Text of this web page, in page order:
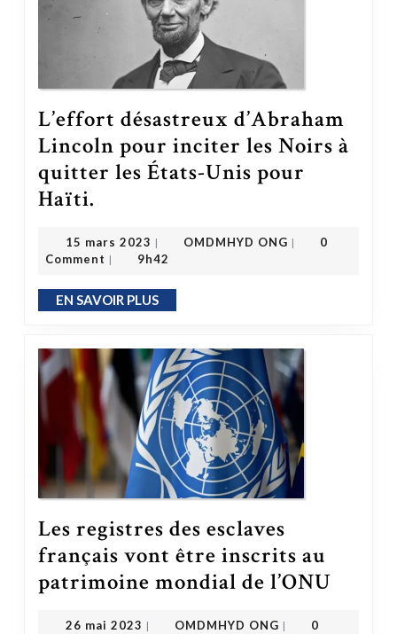
L’effort désastreux d’Abraham
Lincoln pour inciter les Noirs à
quitter les États-Unis pour
Haïti.
15 mars 2023 15 mars 2023
| OMDMHYD ONG |
0
Comment | 9h42
EN SAVOIR PLUSEN SAVOIR PLUS
Les registres des esclaves
français vont être inscrits au
patrimoine mondial de l’ONU
26 mai 2023 26 mai 2023
| OMDMHYD ONG |
0